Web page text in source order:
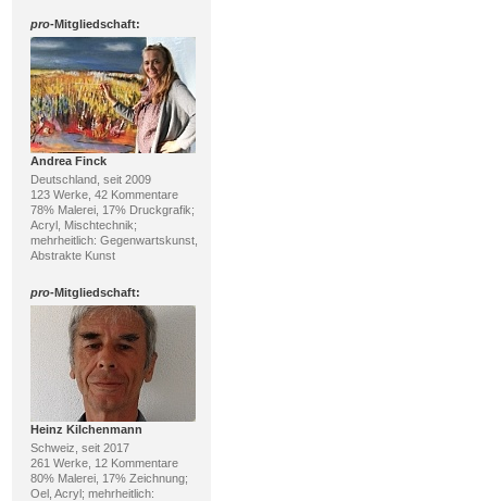
pro-Mitgliedschaft:
Andrea Finck
Deutschland, seit 2009
123 Werke, 42 Kommentare
78% Malerei, 17% Druckgrafik;
Acryl, Mischtechnik;
mehrheitlich: Gegenwartskunst,
Abstrakte Kunst
pro-Mitgliedschaft:
Heinz Kilchenmann
Schweiz, seit 2017
261 Werke, 12 Kommentare
80% Malerei, 17% Zeichnung;
Oel, Acryl; mehrheitlich: